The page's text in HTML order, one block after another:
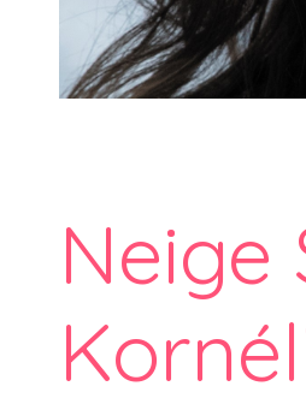
Neige